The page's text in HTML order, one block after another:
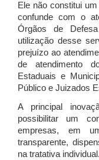
Ele não constitui
confunde com o
Órgãos de
utilização desse
prejuízo ao
de atendimento
Estaduais e
Público e Juizados
A principal
possibilitar um
empresas, em
transparente,
na tratativa individual.